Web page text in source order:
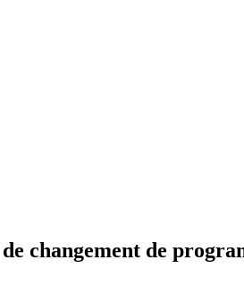
changement de